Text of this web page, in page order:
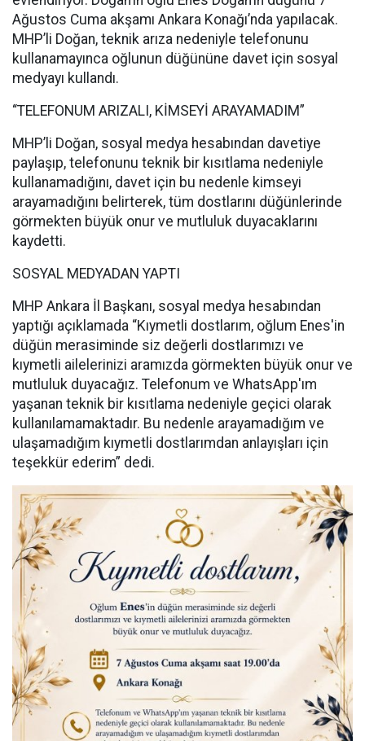
Ağustos Cuma akşamı Ankara Konağı’nda yapılacak.
MHP’li Doğan, teknik arıza nedeniyle telefonunu
kullanamayınca oğlunun düğününe davet için sosyal
medyayı kullandı.
“TELEFONUM ARIZALI, KİMSEYİ ARAYAMADIM”
MHP’li Doğan, sosyal medya hesabından davetiye
paylaşıp, telefonunu teknik bir kısıtlama nedeniyle
kullanamadığını, davet için bu nedenle kimseyi
arayamadığını belirterek, tüm dostlarını düğünlerinde
görmekten büyük onur ve mutluluk duyacaklarını
kaydetti.
SOSYAL MEDYADAN YAPTI
MHP Ankara İl Başkanı, sosyal medya hesabından
yaptığı açıklamada “Kıymetli dostlarım, oğlum Enes'in
düğün merasiminde siz değerli dostlarımızı ve
kıymetli ailelerinizi aramızda görmekten büyük onur ve
mutluluk duyacağız. Telefonum ve WhatsApp'ım
yaşanan teknik bir kısıtlama nedeniyle geçici olarak
kullanılamamaktadır. Bu nedenle arayamadığım ve
ulaşamadığım kıymetli dostlarımdan anlayışları için
teşekkür ederim” dedi.